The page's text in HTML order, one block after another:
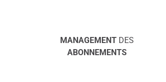
MANAGEMENTDES
ABONNEMENTS